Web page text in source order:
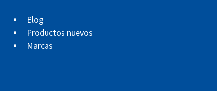
Blog
Productos nuevos
Marcas